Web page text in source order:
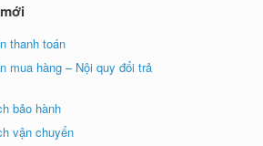
thanh toán
mua hàng – Nội quy đổi trả
bảo hành
vận chuyển